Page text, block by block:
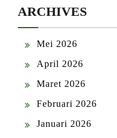
ARCHIVES
Mei 2026
April 2026
Maret 2026
Februari 2026
Januari 2026